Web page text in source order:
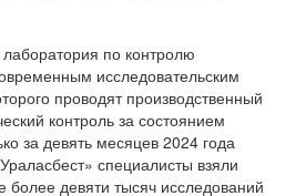
по контролю
исследовательским
проводят производственный
контроль за состоянием
за девять месяцев 2024 года
» специалисты взяли
девяти тысяч исследований